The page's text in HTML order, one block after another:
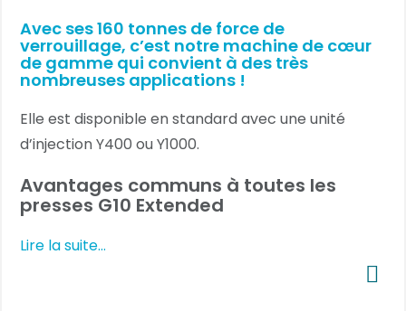
Avec ses 160 tonnes de force de
verrouillage, c’est notre machine de cœur
de gamme qui convient à des très
nombreuses applications !
Elle est disponible en standard avec une unité
d’injection Y400 ou Y1000.
Avantages communs à toutes les
presses G10 Extended
Lire la suite...